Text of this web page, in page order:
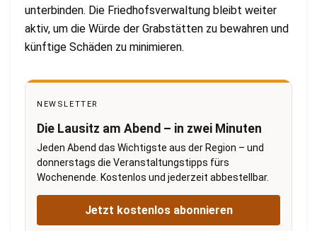
unterbinden. Die Friedhofsverwaltung bleibt weiter
aktiv, um die Würde der Grabstätten zu bewahren und
künftige Schäden zu minimieren.
NEWSLETTER
Die Lausitz am Abend – in zwei Minuten
Jeden Abend das Wichtigste aus der Region – und
donnerstags die Veranstaltungstipps fürs
Wochenende. Kostenlos und jederzeit abbestellbar.
Jetzt kostenlos abonnieren